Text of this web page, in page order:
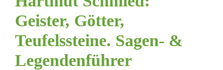
Geister, Götter,
Teufelssteine. Sagen- &
Legendenführer